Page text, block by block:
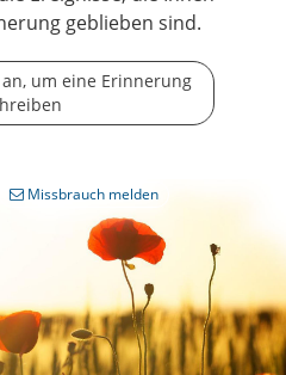
geblieben sind.
um eine Erinnerung
Missbrauch melden